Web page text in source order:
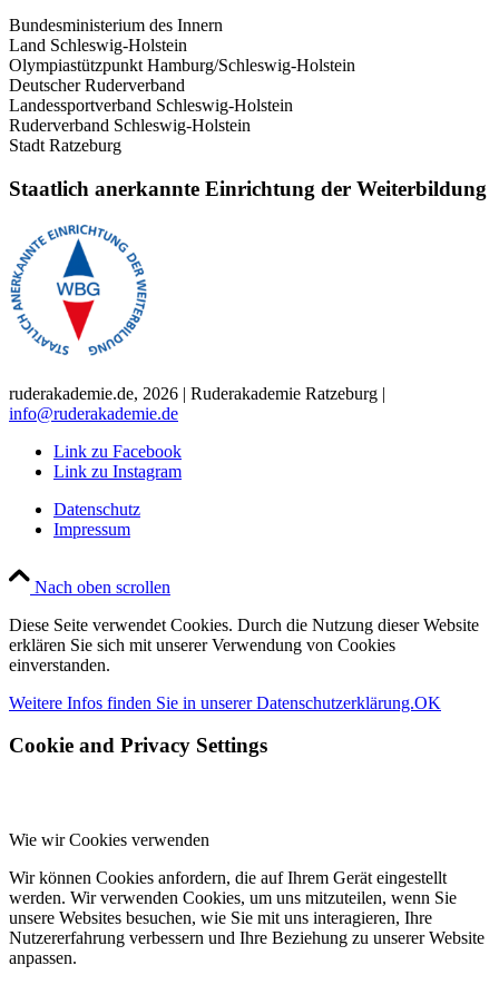
Bundesministerium des Innern
Land Schleswig-Holstein
Olympiastützpunkt Hamburg/Schleswig-Holstein
Deutscher Ruderverband
Landessportverband Schleswig-Holstein
Ruderverband Schleswig-Holstein
Stadt Ratzeburg
Staatlich anerkannte Einrichtung der Weiterbildung
ruderakademie.de, 2026 | Ruderakademie Ratzeburg |
info@ruderakademie.de
Link zu Facebook
Link zu Instagram
Datenschutz
Impressum
Nach oben scrollen
Diese Seite verwendet Cookies. Durch die Nutzung dieser Website
erklären Sie sich mit unserer Verwendung von Cookies
einverstanden.
Weitere Infos finden Sie in unserer Datenschutzerklärung.OK
Cookie and Privacy Settings
Wie wir Cookies verwenden
Wir können Cookies anfordern, die auf Ihrem Gerät eingestellt
werden. Wir verwenden Cookies, um uns mitzuteilen, wenn Sie
unsere Websites besuchen, wie Sie mit uns interagieren, Ihre
Nutzererfahrung verbessern und Ihre Beziehung zu unserer Website
anpassen.